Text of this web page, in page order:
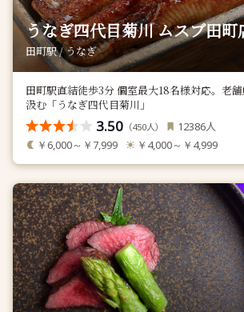
うなぎ四代目菊川 ムスブ田町
田町駅 / うなぎ
田町駅直結徒歩3分 個室最大18名様対応。老
汲む「うなぎ四代目菊川」
3.50 （450人） 12386人
￥6,000～￥7,999 ￥4,000～￥4,999